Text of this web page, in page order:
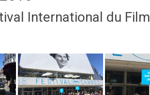
International du Film